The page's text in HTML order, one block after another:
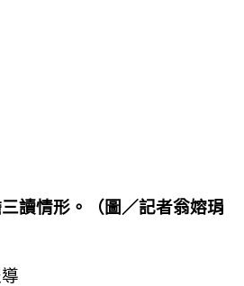
讀情形。（圖／記者翁嫆琄